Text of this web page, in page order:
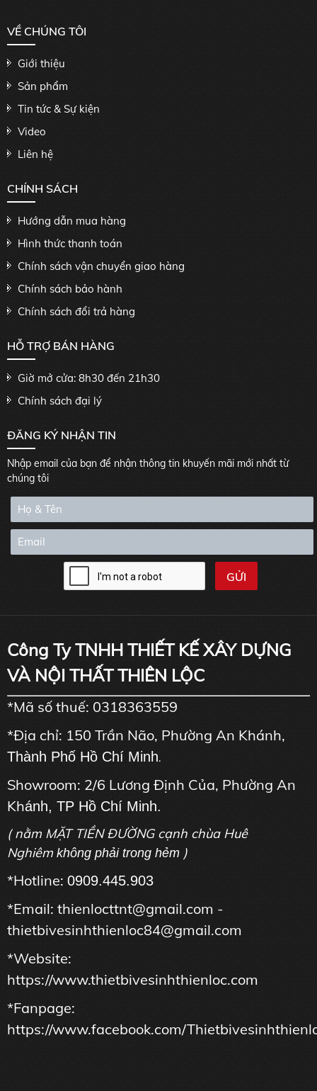
VỀ CHÚNG TÔI
Giới thiệu
Sản phẩm
Tin tức & Sự kiện
Video
Liên hệ
CHÍNH SÁCH
Hướng dẫn mua hàng
Hình thức thanh toán
Chính sách vận chuyển giao hàng
Chính sách bảo hành
Chính sách đổi trả hàng
HỖ TRỢ BÁN HÀNG
Giờ mở cửa: 8h30 đến 21h30
Chính sách đại lý
ĐĂNG KÝ NHẬN TIN
Nhập email của bạn để nhận thông tin khuyến mãi mới nhất từ
chúng tôi
Công Ty TNHH THIẾT KẾ XÂY DỰNG
VÀ NỘI THẤT THIÊN LỘC
*Mã số thuế: 0318363559
*Địa chỉ: 150 Trần Não, Phường An Khánh,
Thành Phố Hồ Chí Minh.
Showroom: 2/6 Lương Định Của, Phường An
Khánh, TP Hồ Chí Minh.
( nằm MẶT TIỀN ĐƯỜNG cạnh chùa Huê
Nghiêm không phải trong hẻm )
*Hotline: 0909.445.903
*Email: thienlocttnt@gmail.com -
thietbivesinhthienloc84@gmail.com
*Website:
https://www.thietbivesinhthienloc.com
*Fanpage:
https://www.facebook.com/